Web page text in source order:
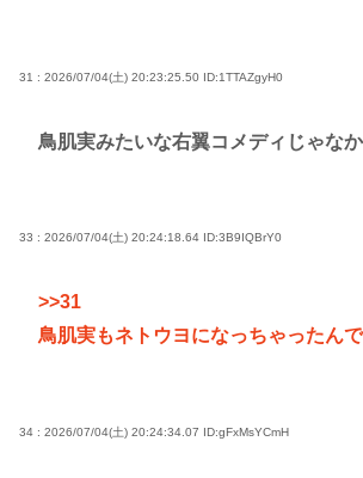
31 : 2026/07/04(土) 20:23:25.50 ID:1TTAZgyH0
鳥肌実みたいな右翼コメディじゃな
33 : 2026/07/04(土) 20:24:18.64 ID:3B9IQBrY0
>>31
鳥肌実もネトウヨになっちゃったん
34 : 2026/07/04(土) 20:24:34.07 ID:gFxMsYCmH